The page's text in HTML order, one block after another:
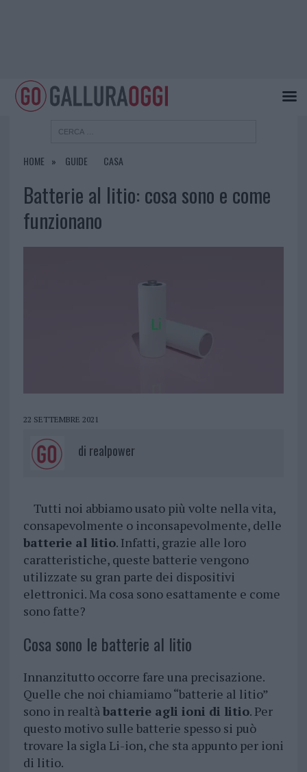
HOME GUIDE CASA
Batterie al litio: cosa sono e come
funzionano
22 SETTEMBRE 2021
di realpower
Tutti noi abbiamo usato più volte nella vita,
consapevolmente o inconsapevolmente, delle
batterie al litio. Infatti, grazie alle loro
caratteristiche, queste batterie vengono
utilizzate su gran parte dei dispositivi
elettronici. Ma cosa sono esattamente e come
sono fatte?
Cosa sono le batterie al litio
Innanzitutto occorre fare una precisazione.
Quelle che noi chiamiamo “batterie al litio”
sono in realtàbatterie agli ioni di litio. Per
questo motivo sulle batterie spesso si può
trovare la sigla Li-ion, che sta appunto per ioni
di litio.